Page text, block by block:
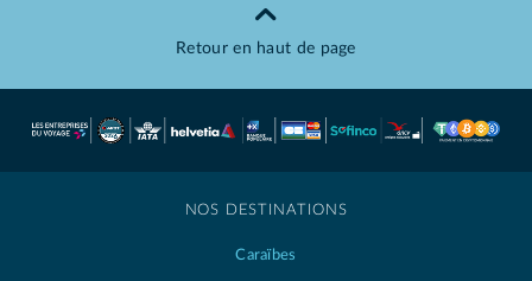
Retour en haut de page
NOS DESTINATIONS
Caraïbes